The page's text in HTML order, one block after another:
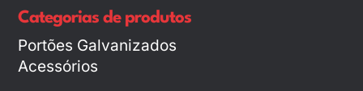
Categorias de produtos
Portões Galvanizados
Acessórios